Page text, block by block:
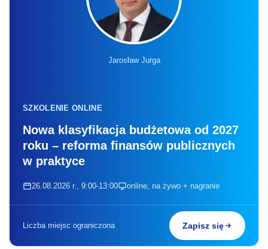
Jarosław Jurga
SZKOLENIE ONLINE
Nowa klasyfikacja budżetowa od 2027
roku – reforma finansów publicznych
w praktyce
26.08.2026 r., 9:00-13:00 online, na żywo + nagranie
Liczba miejsc ograniczona Zapisz się